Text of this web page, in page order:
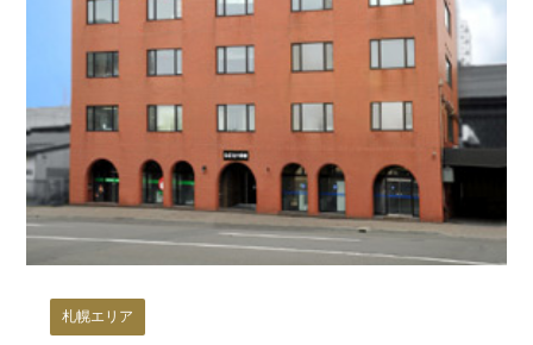
札幌エリア